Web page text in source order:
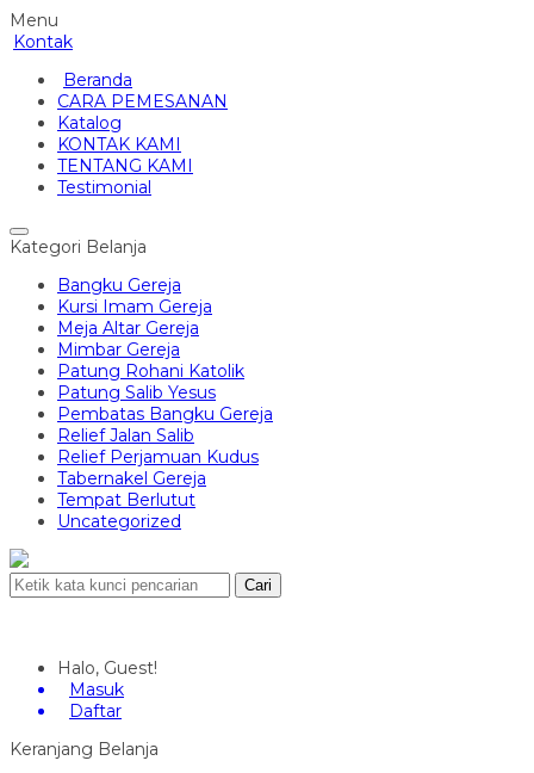
Menu
Kontak
Beranda
CARA PEMESANAN
Katalog
KONTAK KAMI
TENTANG KAMI
Testimonial
Kategori Belanja
Bangku Gereja
Kursi Imam Gereja
Meja Altar Gereja
Mimbar Gereja
Patung Rohani Katolik
Patung Salib Yesus
Pembatas Bangku Gereja
Relief Jalan Salib
Relief Perjamuan Kudus
Tabernakel Gereja
Tempat Berlutut
Uncategorized
Cari
Halo, Guest!
Masuk
Daftar
Keranjang Belanja